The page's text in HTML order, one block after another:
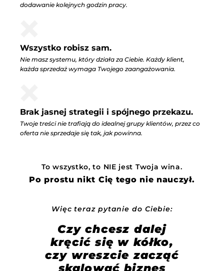
dodawanie kolejnych godzin pracy.
Wszystko robisz sam.
Nie masz systemu, który działa za Ciebie. Każdy klient,
każda sprzedaż wymaga Twojego zaangażowania.
Brak jasnej strategii i spójnego przekazu.
Twoje treści nie trafiają do idealnej grupy klientów, przez co
oferta nie sprzedaje się tak, jak powinna.
To wszystko, to NIE jest Twoja wina.
Po prostu nikt Cię tego nie nauczył.
Więc teraz pytanie do Ciebie:
Czy chcesz dalej
kręcić się w kółko,
czy wreszcie zacząć
skalować biznes